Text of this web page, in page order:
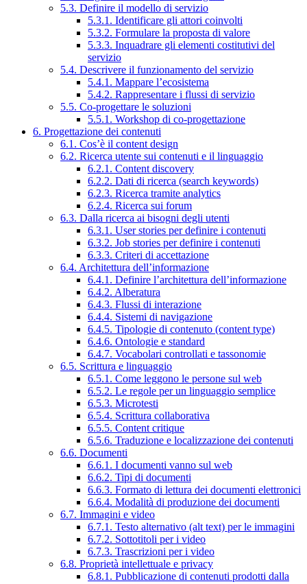
5.3. Definire il modello di servizio
5.3.1. Identificare gli attori coinvolti
5.3.2. Formulare la proposta di valore
5.3.3. Inquadrare gli elementi costitutivi del
servizio
5.4. Descrivere il funzionamento del servizio
5.4.1. Mappare l’ecosistema
5.4.2. Rappresentare i flussi di servizio
5.5. Co-progettare le soluzioni
5.5.1. Workshop di co-progettazione
6. Progettazione dei contenuti
6.1. Cos’è il content design
6.2. Ricerca utente sui contenuti e il linguaggio
6.2.1. Content discovery
6.2.2. Dati di ricerca (search keywords)
6.2.3. Ricerca tramite analytics
6.2.4. Ricerca sui forum
6.3. Dalla ricerca ai bisogni degli utenti
6.3.1. User stories per definire i contenuti
6.3.2. Job stories per definire i contenuti
6.3.3. Criteri di accettazione
6.4. Architettura dell’informazione
6.4.1. Definire l’architettura dell’informazione
6.4.2. Alberatura
6.4.3. Flussi di interazione
6.4.4. Sistemi di navigazione
6.4.5. Tipologie di contenuto (content type)
6.4.6. Ontologie e standard
6.4.7. Vocabolari controllati e tassonomie
6.5. Scrittura e linguaggio
6.5.1. Come leggono le persone sul web
6.5.2. Le regole per un linguaggio semplice
6.5.3. Microtesti
6.5.4. Scrittura collaborativa
6.5.5. Content critique
6.5.6. Traduzione e localizzazione dei contenuti
6.6. Documenti
6.6.1. I documenti vanno sul web
6.6.2. Tipi di documenti
6.6.3. Formato di lettura dei documenti elettronici
6.6.4. Modalità di produzione dei documenti
6.7. Immagini e video
6.7.1. Testo alternativo (alt text) per le immagini
6.7.2. Sottotitoli per i video
6.7.3. Trascrizioni per i video
6.8. Proprietà intellettuale e privacy
6.8.1. Pubblicazione di contenuti prodotti dalla